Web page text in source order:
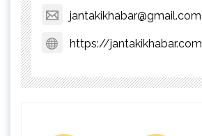
jantakikhabar@gmail.com
https://jantakikhabar.com